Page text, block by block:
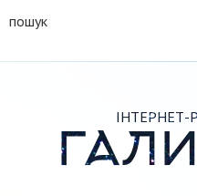
пошук
ІНТЕРНЕТ-